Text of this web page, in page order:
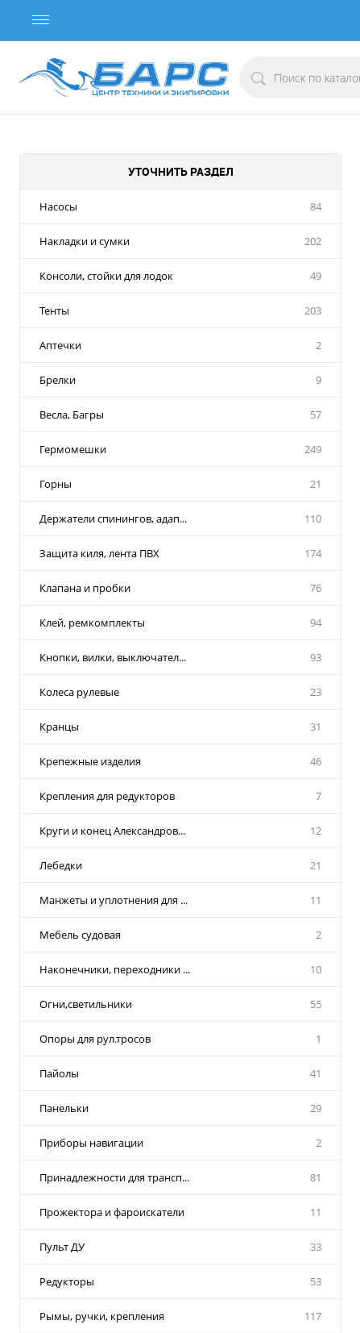
УТОЧНИТЬ РАЗДЕЛ
Насосы 84
Накладки и сумки 202
Консоли, стойки для лодок 49
Тенты 203
Аптечки 2
Брелки 9
Весла, Багры 57
Гермомешки 249
Горны 21
Держатели спинингов, адап... 110
Защита киля, лента ПВХ 174
Клапана и пробки 76
Клей, ремкомплекты 94
Кнопки, вилки, выключател... 93
Колеса рулевые 23
Кранцы 31
Крепежные изделия 46
Крепления для редукторов 7
Круги и конец Александров... 12
Лебедки 21
Манжеты и уплотнения для ... 11
Мебель судовая 2
Наконечники, переходники ... 10
Огни,светильники 55
Опоры для рул.тросов 1
Пайолы 41
Панельки 29
Приборы навигации 2
Принадлежности для трансп... 81
Прожектора и фароискатели 11
Пульт ДУ 33
Редукторы 53
Рымы, ручки, крепления 117